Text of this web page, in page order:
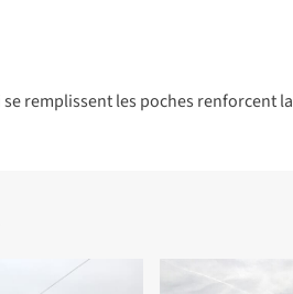
remplissent les poches renforcent la